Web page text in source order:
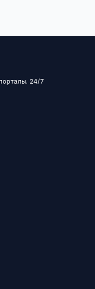
24/7